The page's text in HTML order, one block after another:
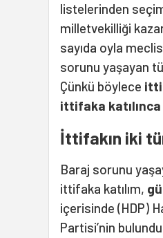
listelerinden
milletvekilliği
sayıda oyla
sorunu yaşayan
Çünkü böylece
ittifaka
İttifakın iki
Baraj sorunu
ittifaka katılım,
içerisinde (HDP)
Partisi’nin